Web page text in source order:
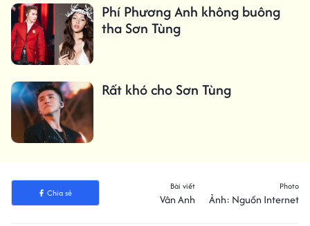
Phí Phương Anh không buông
tha Sơn Tùng
Rất khó cho Sơn Tùng
Chia sẻ
Bài viết
Vân Anh
Photo
Ảnh: Nguồn Internet